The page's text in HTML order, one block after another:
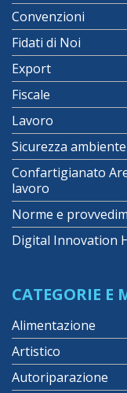
Convenzioni
Fidati di Noi
Export
Fiscale
Lavoro
Sicurezza
Confartigianato
lavoro
Norme e
Digital Innovation
CATEGORIE E
Alimentazione
Artistico
Autoriparazione